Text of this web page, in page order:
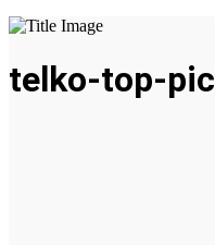
telko-top-pic